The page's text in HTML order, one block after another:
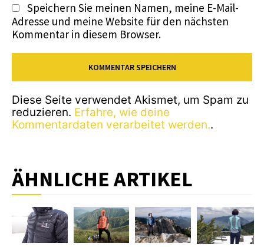
Speichern Sie meinen Namen, meine E-Mail-
Adresse und meine Website für den nächsten
Kommentar in diesem Browser.
Diese Seite verwendet Akismet, um Spam zu
reduzieren. Erfahre, wie deine
Kommentardaten verarbeitet werden..
ÄHNLICHE ARTIKEL